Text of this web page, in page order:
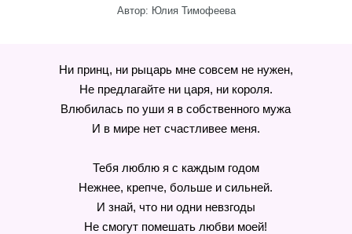
Автор: Юлия Тимофеева
Ни принц, ни рыцарь мне совсем не нужен,
Не предлагайте ни царя, ни короля.
Влюбилась по уши я в собственного мужа
И в мире нет счастливее меня.
Тебя люблю я с каждым годом
Нежнее, крепче, больше и сильней.
И знай, что ни одни невзгоды
Не смогут помешать любви моей!